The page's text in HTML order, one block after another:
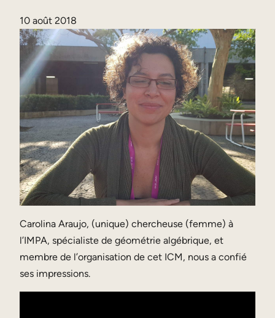
10 août 2018
Carolina Araujo, (unique) chercheuse (femme) à
l’IMPA, spécialiste de géométrie algébrique, et
membre de l’organisation de cet ICM, nous a confié
ses impressions.